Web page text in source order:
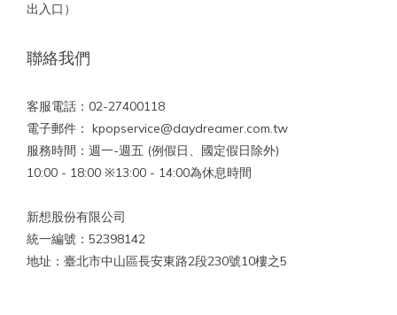
出入口）
聯絡我們
客服電話：02-27400118
電子郵件： kpopservice@daydreamer.com.tw
服務時間：週一-週五 (例假日、國定假日除外)
10:00 - 18:00 ※13:00 - 14:00為休息時間
新想股份有限公司
統一編號：52398142
地址：臺北市中山區長安東路2段230號10樓之5